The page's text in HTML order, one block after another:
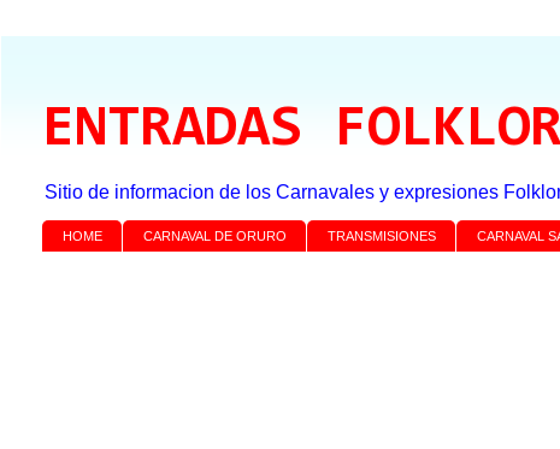
ENTRADAS
Sitio de informacion de los Carnavales y expresiones
HOME CARNAVAL DE ORURO TRANSMISIONES CARNAVAL